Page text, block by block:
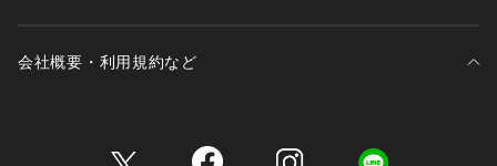
会社概要・利用規約など